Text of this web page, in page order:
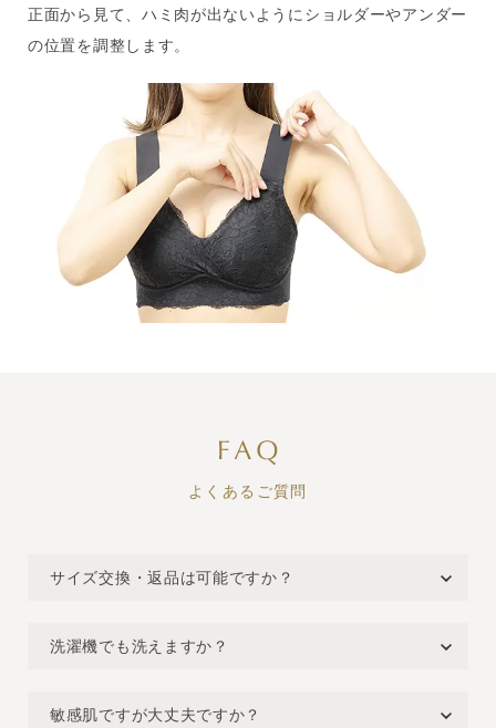
正面から見て、ハミ肉が出ないようにショルダーやアンダー
の位置を調整します。
よくあるご質問
サイズ交換・返品は可能ですか？
洗濯機でも洗えますか？
敏感肌ですが大丈夫ですか？